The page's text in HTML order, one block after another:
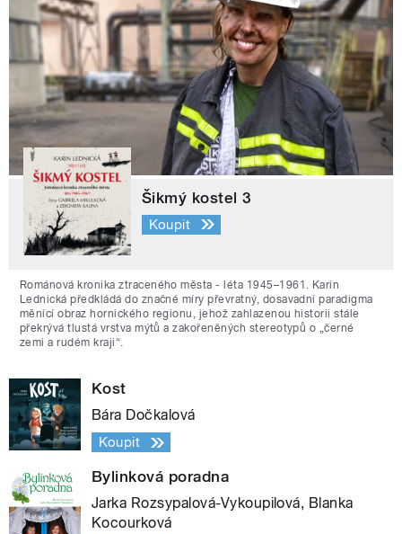
Šikmý kostel 3
Koupit
Románová kronika ztraceného města - léta 1945–1961. Karin
Lednická předkládá do značné míry převratný, dosavadní paradigma
měnící obraz hornického regionu, jehož zahlazenou historii stále
překrývá tlustá vrstva mýtů a zakořeněných stereotypů o „černé
zemi a rudém kraji“.
Kost
Bára Dočkalová
Koupit
Bylinková poradna
Jarka Rozsypalová-Vykoupilová, Blanka
Kocourková